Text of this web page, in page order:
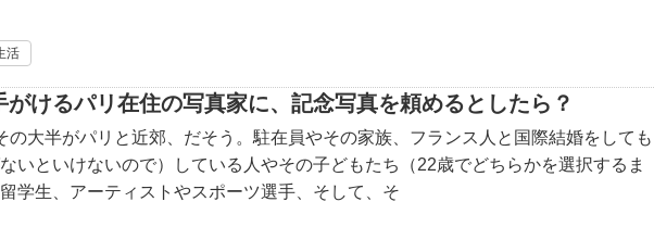
活
けるパリ在住の写真家に、記念写真を頼めるとしたら？
大半がパリと近郊、だそう。駐在員やその家族、フランス人と国際結婚をしても
いといけないので）している人やその子どもたち（22歳でどちらかを選択するま
学生、アーティストやスポーツ選手、そして、そ